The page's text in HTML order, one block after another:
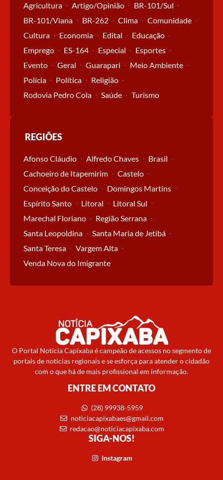
Agricultura Artigo/Opinião
BR-101/Sul
BR-101/Viana
BR-262 Clima
Comunidade
Cultura
Economia Edital
Educação
Emprego
ES-164 Especial
Esportes
Evento
Geral Guarapari
Meio Ambiente
Polícia
Política
Religião
Rodovia Pedro Cola
Saúde Turismo
REGIÕES
Afonso Cláudio Alfredo Chaves
Brasil
Cachoeiro de Itapemirim
Castelo
Conceição do Castelo
Domingos Martins
Espírito Santo
Litoral
Litoral Sul
Marechal Floriano
Região Serrana
Santa Leopoldina
Santa Maria de Jetibá
Santa Teresa
Vargem Alta
Venda Nova do Imigrante
O Portal Notícia Capixaba é campeão de acessos no segmento de
portais de notícias regionais e se esforça para atender o cidadão
com o que há de mais profissional em informação.
ENTRE EM CONTATO
(28) 99938-5959
noticiacapixabaes@gmail.com
redacao@noticiacapixaba.com
SIGA-NOS!
Instagram